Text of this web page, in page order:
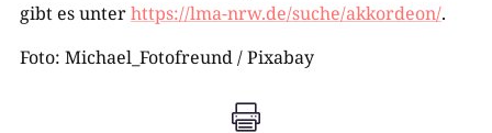
gibt es unterhttps://lma-nrw.de/suche/akkordeon/.
Foto: Michael_Fotofreund / Pixabay
